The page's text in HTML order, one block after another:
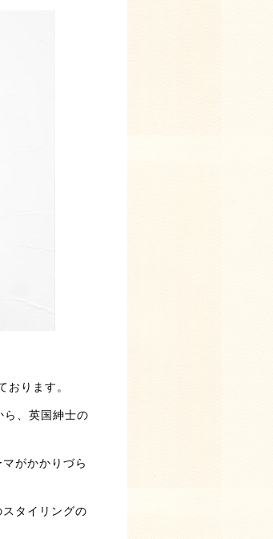
おります。
ら、英国紳士の
がかかりづら
タイリングの